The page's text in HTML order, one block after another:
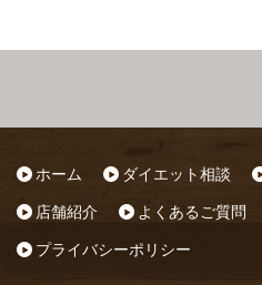
ホーム ダイエット相談
店舗紹介 よくあるご質問
プライバシーポリシー